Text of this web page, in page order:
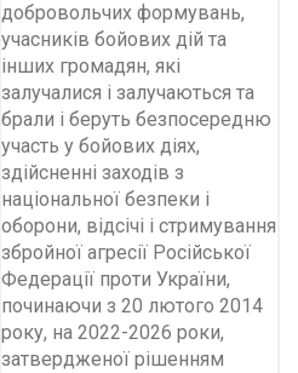
добровольчих формувань,
учасників бойових дій та
інших громадян, які
залучалися і залучаються та
брали і беруть безпосередню
участь у бойових діях,
здійсненні заходів з
національної безпеки і
оборони, відсічі і стримування
збройної агресії Російської
Федерації проти України,
починаючи з 20 лютого 2014
року, на 2022-2026 роки,
затвердженої рішенням